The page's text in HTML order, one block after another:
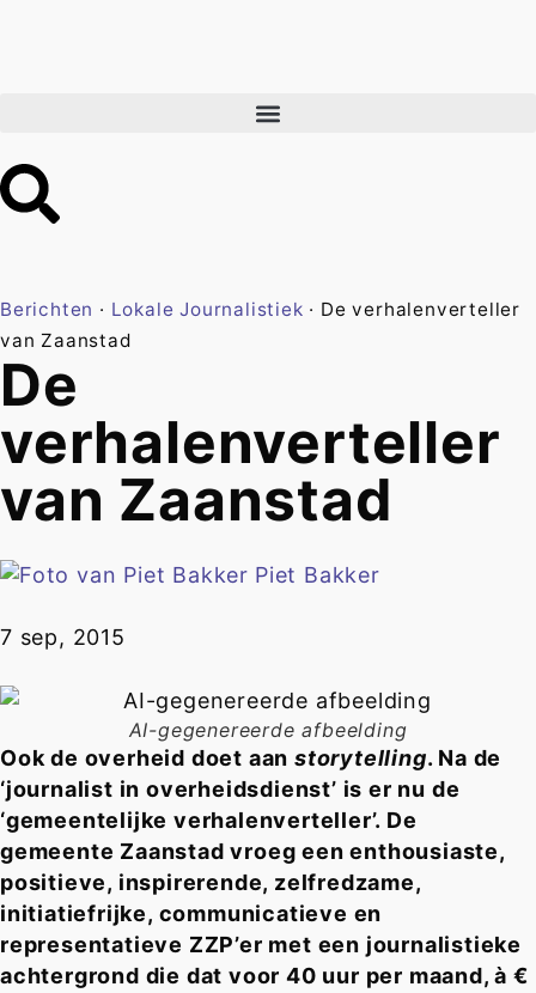
Berichten · Lokale Journalistiek · De verhalenverteller
van Zaanstad
De
verhalenverteller
van Zaanstad
Piet Bakker
7 sep, 2015
AI-gegenereerde afbeelding
Ook de overheid doet aan storytelling. Na de
‘journalist in overheidsdienst’ is er nu de
‘gemeentelijke verhalenverteller’. De
gemeente Zaanstad vroeg een enthousiaste,
positieve, inspirerende, zelfredzame,
initiatiefrijke, communicatieve en
representatieve ZZP’er met een journalistieke
achtergrond die dat voor 40 uur per maand, à €